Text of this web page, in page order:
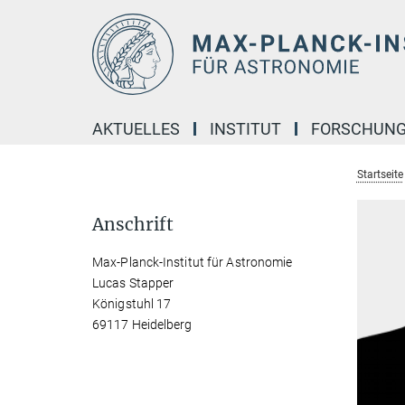
AKTUELLES INSTITUT
Startseite
Anschrift
Max-Planck-Institut für Astronomie
Lucas Stapper
Königstuhl 17
69117 Heidelberg